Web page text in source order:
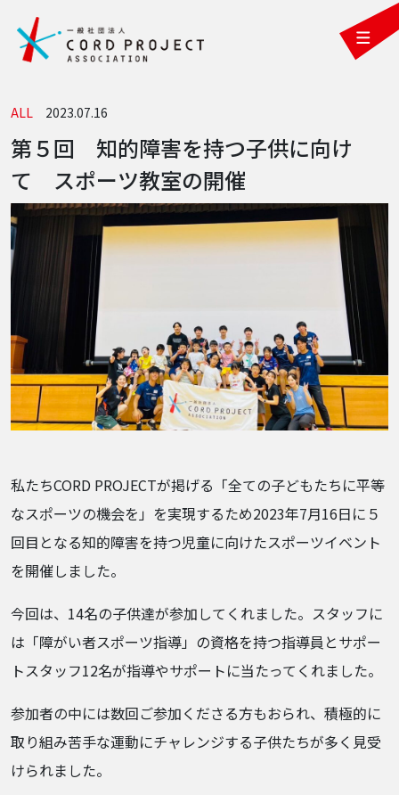
ALL 2023.07.16
第５回 知的障害を持つ子供に向け
て スポーツ教室の開催
私たちCORD PROJECTが掲げる「全ての子どもたちに平等
なスポーツの機会を」を実現するため2023年7月16日に５
回目となる知的障害を持つ児童に向けたスポーツイベント
を開催しました。
今回は、14名の子供達が参加してくれました。スタッフに
は「障がい者スポーツ指導」の資格を持つ指導員とサポー
トスタッフ12名が指導やサポートに当たってくれました。
参加者の中には数回ご参加くださる方もおられ、積極的に
取り組み苦手な運動にチャレンジする子供たちが多く見受
けられました。